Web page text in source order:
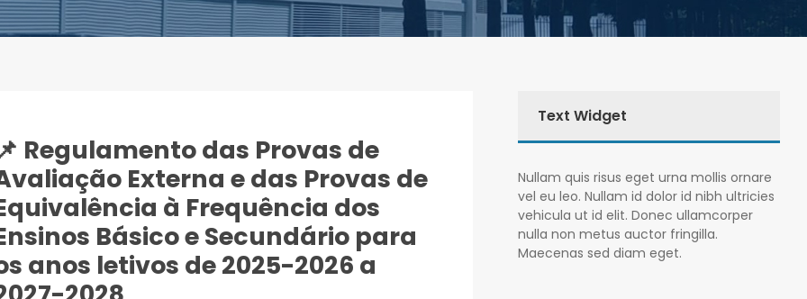
Regulamento das Provas de
Externa e das Provas de
à Frequência dos
Básico e Secundário para
anos letivos de 2025-2026 a
Text Widget
Nullam quis risus eget urna mollis ornare
vel eu leo. Nullam id dolor id nibh ultricies
vehicula ut id elit. Donec ullamcorper
nulla non metus auctor fringilla.
Maecenas sed diam eget.